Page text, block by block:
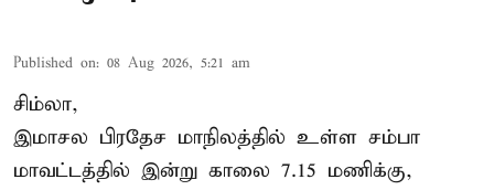
Published on: 08 Aug 2026, 5:21 am
சிம்லா,
இமாசல பிரதேச மாநிலத்தில் உள்ள சம்பா
மாவட்டத்தில் இன்று காலை 7.15 மணிக்கு,